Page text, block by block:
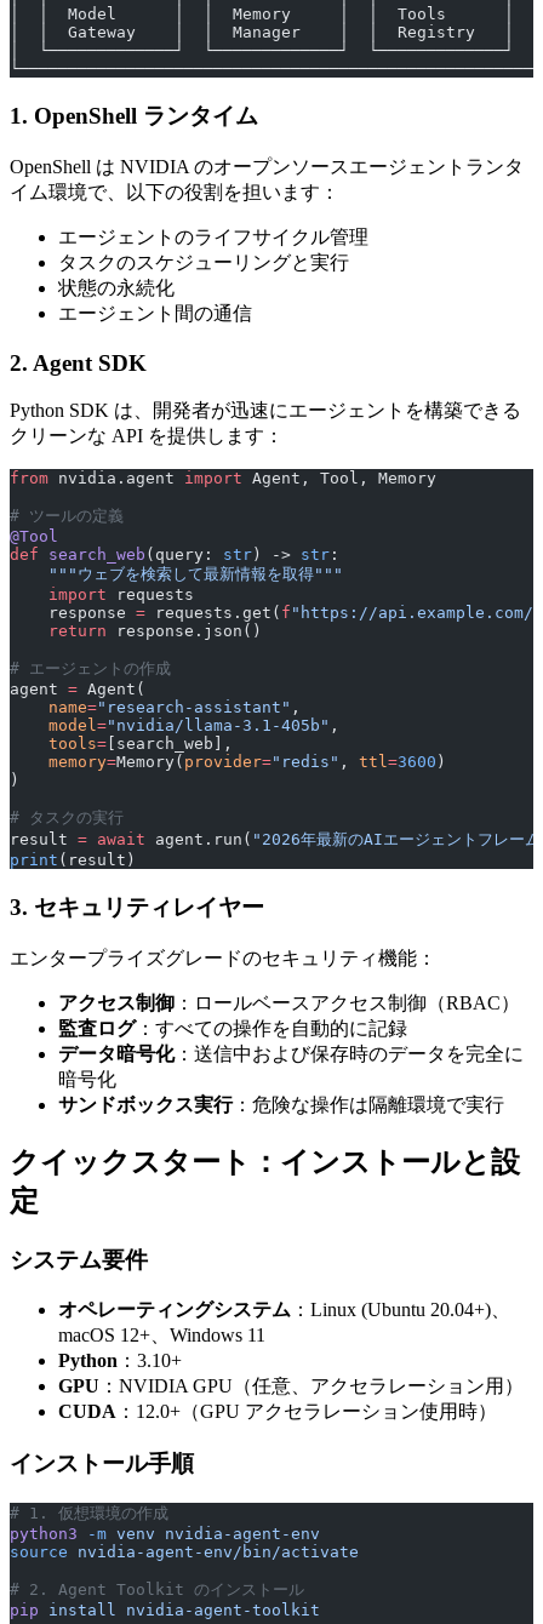
│  │  Model      │  │  Memory     │  │  Tools      │  │
│  │  Gateway    │  │  Manager    │  │  Registry   │  │
│  └─────────────┘  └─────────────┘  └─────────────┘  │
└─────────────────────────────────────────────────────┘
1. OpenShell ランタイム
OpenShell は NVIDIA のオープンソースエージェントランタ
イム環境で、以下の役割を担います：
エージェントのライフサイクル管理
タスクのスケジューリングと実行
状態の永続化
エージェント間の通信
2. Agent SDK
Python SDK は、開発者が迅速にエージェントを構築できる
クリーンな API を提供します：
from nvidia.agent import Agent, Tool, Memory
# ツールの定義
@Tool
def search_web (query: str ) -> str :
    """ウェブを検索して最新情報を取得"""
    import
requests
    response
= requests.get( f "https://api.example.com/
    return
response.json()
# エージェントの作成
agent = Agent(
    name
="research-assistant" ,
    model
="nvidia/llama-3.1-405b" ,
    tools
= [search_web],
    memory
=Memory( provider="redis" , ttl=3600 )
)
# タスクの実行
result = await agent.run( "2026年最新のAIエージェントフレー
print (result)
3. セキュリティレイヤー
エンタープライズグレードのセキュリティ機能：
アクセス制御 ：ロールベースアクセス制御（RBAC）
監査ログ：すべての操作を自動的に記録
データ暗号化：送信中および保存時のデータを完全に
暗号化
サンドボックス実行：危険な操作は隔離環境で実行
クイックスタート：インストールと設
定
システム要件
オペレーティングシステム ：Linux (Ubuntu 20.04+)、
macOS 12+、Windows 11
Python ：3.10+
GPU ：NVIDIA GPU（任意、アクセラレーション用）
CUDA ：12.0+（GPU アクセラレーション使用時）
インストール手順
# 1. 仮想環境の作成
python3 -m venv nvidia-agent-env
source nvidia-agent-env/bin/activate
# 2. Agent Toolkit のインストール
pip install nvidia-agent-toolkit